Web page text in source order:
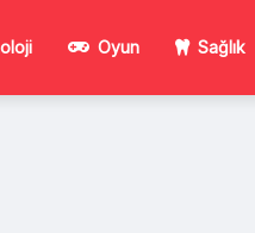
Oyun Sağlık